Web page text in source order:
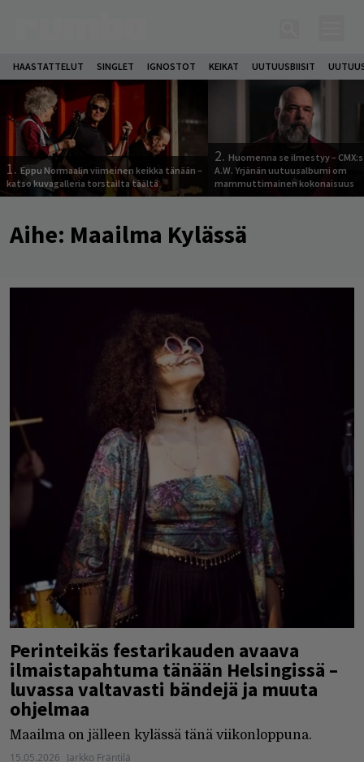
HAASTATTELUT SINGLET IGNOSTOT KEIKAT UUTUUSBIISIT
1. Eppu Normaalin viimeinen keikka tänään –
katso kuvagalleria torstailta täältä
2. Huomenna se ilmestyy –
A.W. Yrjänän uutuusalbumi om
mammuttimainen kokonaisuus
Aihe: Maailma Kylässä
Perinteikäs festarikauden avaava
ilmaistapahtuma tänään Helsingissä –
luvassa valtavasti bändejä ja muuta
ohjelmaa
Maailma on jälleen kylässä tänä viikonloppuna.
15.05.2026 Jarkko Fräntilä